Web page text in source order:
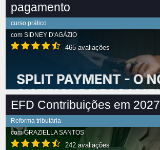
pagamento
curso prático
com SIDNEY D'AGÁZIO
465 avaliações
EFD Contribuições em 2027
Reforma tributária
comGRAZIELLA SANTOS
242 avaliações